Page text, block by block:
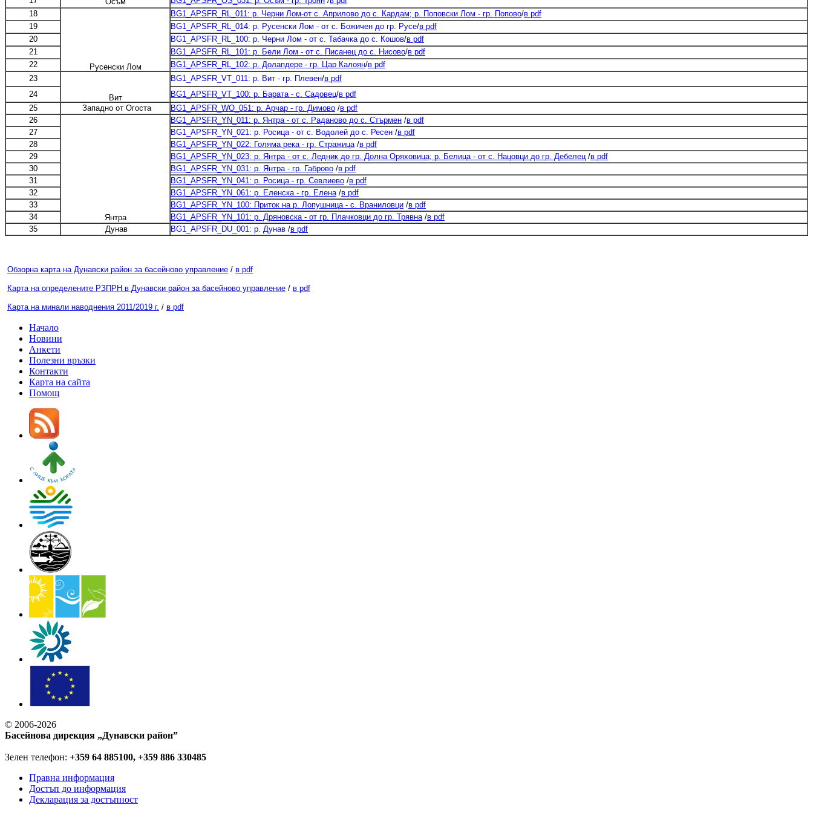
18
Русенски Лом
BG1_APSFR_RL_011: р. Черни Лом-от с. Априлово до с. Кардам; р. Поповски Лом - гр. Попово/в pdf
19
BG1_APSFR_RL_014: р. Русенски Лом - от с. Божичен до гр. Русе/в pdf
20
BG1_APSFR_RL_100: р. Черни Лом - от с. Табачка до с. Кошов/в pdf
21
BG1_APSFR_RL_101: р. Бели Лом - от с. Писанец до с. Нисово/в pdf
22
BG1_APSFR_RL_102: р. Долапдере - гр. Цар Калоян/в pdf
23
Вит
BG1_APSFR_VT_011: р. Вит - гр. Плевен/в pdf
24
BG1_APSFR_VT_100: р. Барата - с. Садовец/в pdf
25
Западно от Огоста BG1_APSFR_WO_051: р. Арчар - гр. Димово /в pdf
26
Янтра
BG1_APSFR_YN_011: р. Янтра - от с. Раданово до с. Стърмен /в pdf
27
BG1_APSFR_YN_021: р. Росица - от с. Водолей до с. Ресен /в pdf
28
BG1_APSFR_YN_022: Голяма река - гр. Стражица /в pdf
29
BG1_APSFR_YN_023: р. Янтра - от с. Ледник до гр. Долна Оряховица; р. Белица - от с. Нацовци до гр. Дебелец /в pdf
30
BG1_APSFR_YN_031: р. Янтра - гр. Габрово /в pdf
31
BG1_APSFR_YN_041: р. Росица - гр. Севлиево /в pdf
32
BG1_APSFR_YN_061: р. Еленска - гр. Елена /в pdf
33
BG1_APSFR_YN_100: Приток на р. Лопушница - с. Враниловци /в pdf
34
BG1_APSFR_YN_101: р. Дряновска - от гр. Плачковци до гр. Трявна /в pdf
35
Дунав BG1_APSFR_DU_001: р. Дунав /в pdf
Обзорна карта на Дунавски район за басейново управление / в pdf
Карта на определените РЗПРН в Дунавски район за басейново управление / в pdf
Карта на минали наводнения 2011/2019 г. / в pdf
Начало
Новини
Анкети
Полезни връзки
Контакти
Карта на сайта
Помощ
© 2006-2026
Басейнова дирекция „Дунавски район”
Зелен телефон: +359 64 885100, +359 886 330485
Правна информация
Достъп до информация
Декларация за достъпност